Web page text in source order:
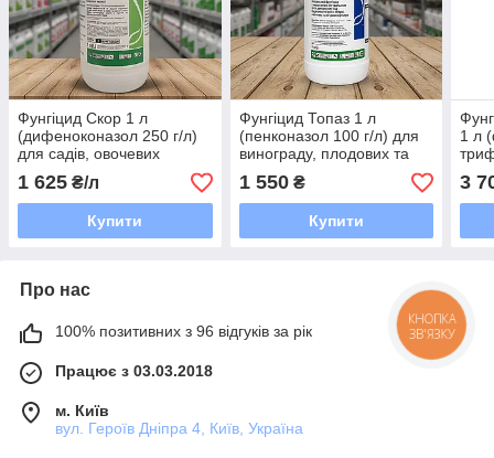
Фунгіцид Скор 1 л
(дифеноконазол 250 г/л)
для садів, овочевих
системно-контактний
1 625 ₴/л
Купити
Фунгіцид Топаз 1 л
(пенконазол 100 г/л) для
винограду, плодових та
ягідних культур системний
1 550₴
Купити
1 л
3
Про нас
100% позитивних з 96 відгуків за рік
Працює з 03.03.2018
м. Київ
вул. Героїв Дніпра 4, Київ, Україна
КНОПКА
ЗВ'ЯЗКУ